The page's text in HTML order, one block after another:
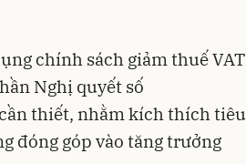
chính sách giảm thuế VAT
Nghị quyết số
thiết, nhằm kích thích tiêu
đóng góp vào tăng trưởng